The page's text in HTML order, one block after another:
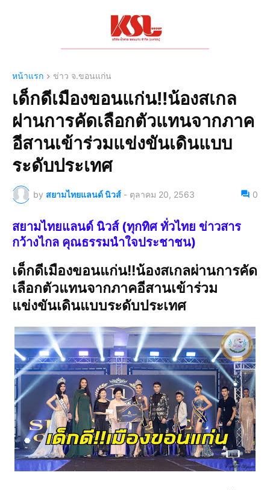
หน้าแรก ข่าว จ.ขอนแก่น
เด็กดีเมืองขอนแก่น!!น้องสเกล
ผ่านการคัดเลือกตัวแทนจากภาค
อีสานเข้าร่วมแข่งขันเดินแบบ
ระดับประเทศ
by สยามไทยแลนด์ นิวส์ - ตุลาคม 20, 2563 0
สยามไทยแลนด์ นิวส์ (ทุกทิศ ทั่วไทย ข่าวสาร
กว้างไกล คุณธรรมนำใจประชาชน)
เด็กดีเมืองขอนแก่น!!น้องสเกลผ่านการคัด
เลือกตัวแทนจากภาคอีสานเข้าร่วม
แข่งขันเดินแบบระดับประเทศ